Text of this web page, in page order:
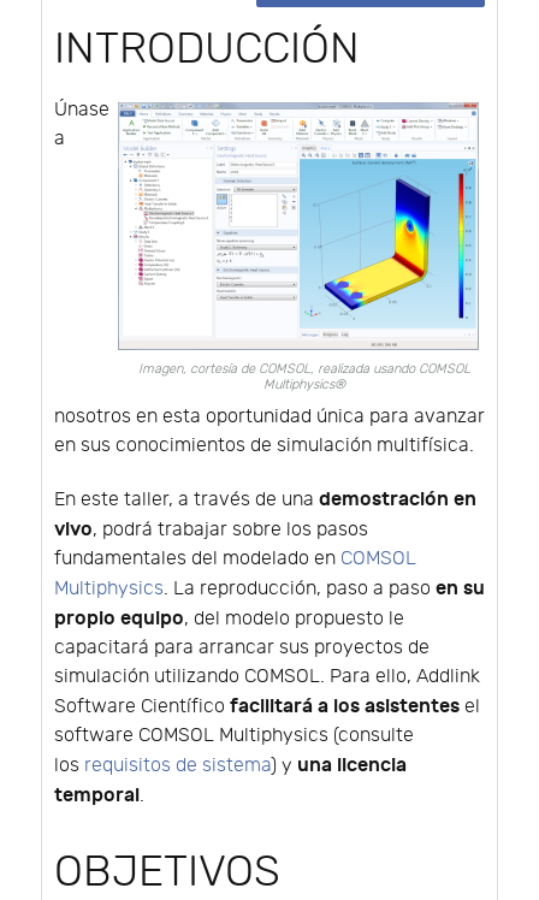
INTRODUCCIÓN
Imagen, cortesía de COMSOL, realizada usando COMSOL
Multiphysics®
Únase
a
nosotros en esta oportunidad única para avanzar
en sus conocimientos de simulación multifísica.
En este taller, a través de una demostración en
vivo, podrá trabajar sobre los pasos
fundamentales del modelado en COMSOL
Multiphysics. La reproducción, paso a paso en su
propio equipo, del modelo propuesto le
capacitará para arrancar sus proyectos de
simulación utilizando COMSOL. Para ello, Addlink
Software Científico facilitará a los asistentes el
software COMSOL Multiphysics (consulte
los requisitos de sistema) y una licencia
temporal.
OBJETIVOS